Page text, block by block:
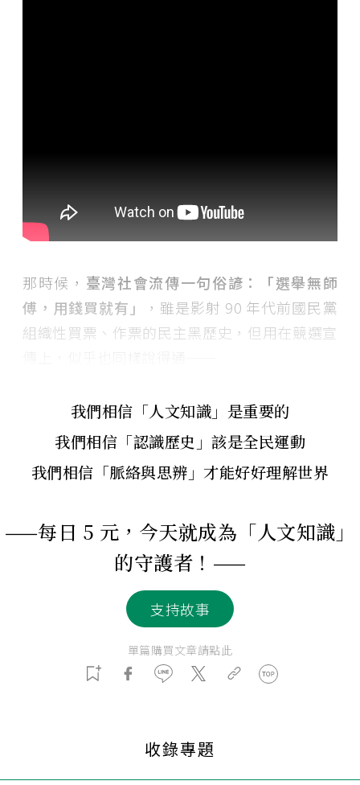
那時候， 臺灣社會流傳一句俗諺：「選舉無師
傅，用錢買就有」
，雖是影射 90 年代前國民黨
組織性買票、作票的民主黑歷史，但用在競選宣
我們相信「人文知識」是重要的
我們相信「認識歷史」該是全民運動
我們相信「脈絡與思辨」才能好好理解世界
——每日 5 元，今天就成為「人文知識」
的守護者！——
支持故事
單篇購買文章請點此
收錄專題